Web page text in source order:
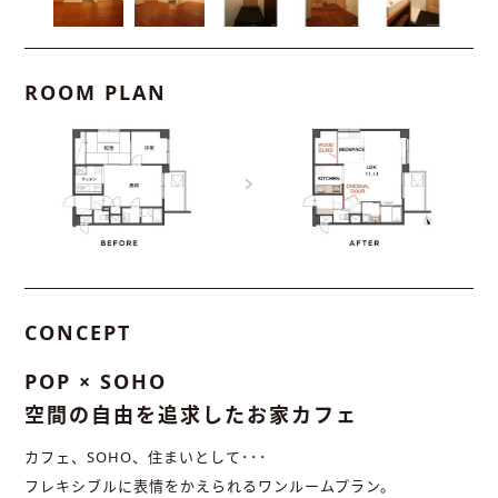
ROOM PLAN
CONCEPT
POP × SOHO
空間の自由を追求したお家カフェ
カフェ、SOHO、住まいとして･･･
フレキシブルに表情をかえられるワンルームプラン。